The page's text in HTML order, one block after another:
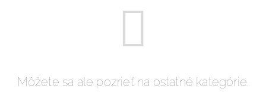
Môžete sa ale pozrieť na ostatné kategórie.